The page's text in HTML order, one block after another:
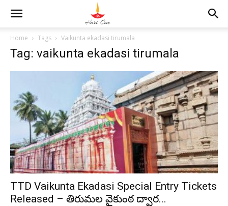
Home Tags Vaikunta ekadasi tirumala
Tag: vaikunta ekadasi tirumala
TTD Vaikunta Ekadasi Special Entry Tickets
Released – తిరుమల వైకుంఠ ద్వార...